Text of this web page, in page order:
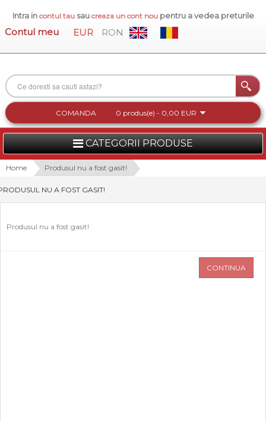
Intra in contul tausau creaza un cont nou pentru a vedea preturile
Contul meu EUR RON
COMANDA 0 produs(e) - 0,00 EUR
CATEGORII PRODUSE
FEMEI
BARBATI
Home Produsul nu a fost gasit!
NU A FOST GASIT!
Produsul nu a fost gasit!
CONTINUA